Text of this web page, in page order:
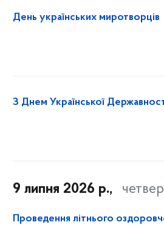
День українських миротворців
З Днем Української
9 липня 2026 р., четвер
Проведення літнього